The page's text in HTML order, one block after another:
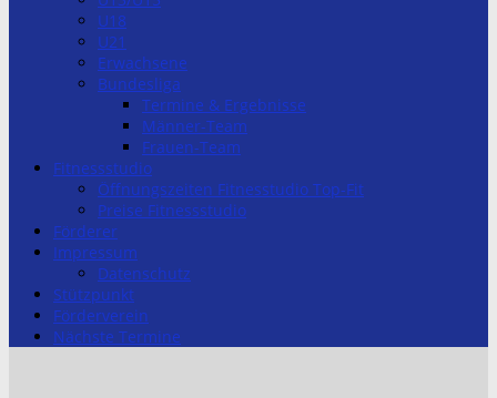
U18
U21
Erwachsene
Bundesliga
Termine & Ergebnisse
Männer-Team
Frauen-Team
Fitnessstudio
Öffnungszeiten Fitnesstudio Top-Fit
Preise Fitnessstudio
Förderer
Impressum
Datenschutz
Stützpunkt
Förderverein
Nächste Termine